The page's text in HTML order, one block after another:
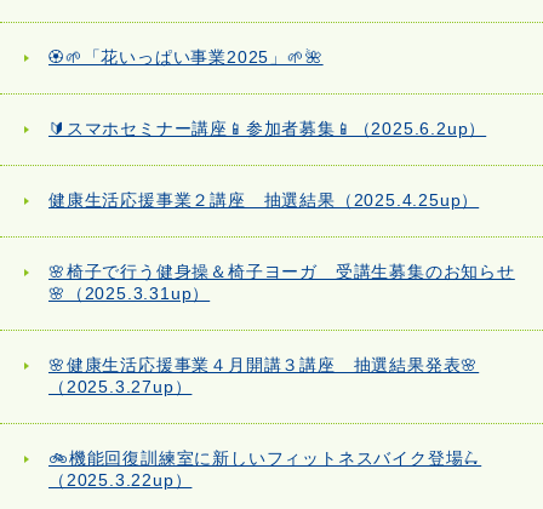
🏵️🌱「花いっぱい事業2025」🌱🌺
🔰スマホセミナー講座📱参加者募集📱（2025.6.2up）
健康生活応援事業２講座 抽選結果（2025.4.25up）
🌸椅子で行う健身操＆椅子ヨーガ 受講生募集のお知らせ
🌸（2025.3.31up）
🌸健康生活応援事業４月開講３講座 抽選結果発表🌸
（2025.3.27up）
🚲機能回復訓練室に新しいフィットネスバイク登場🛴
（2025.3.22up）